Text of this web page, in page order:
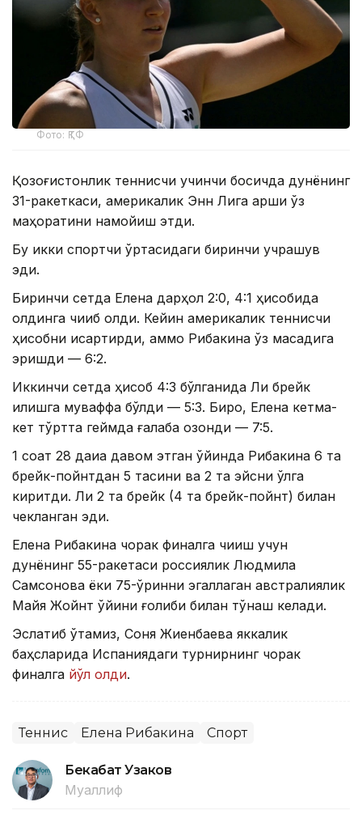
Фото: ҚТФ
Қозоғистонлик теннисчи учинчи босқичда дунёнинг
31-ракеткаси, америкалик Энн Лига қарши ўз
маҳоратини намойиш этди.
Бу икки спортчи ўртасидаги биринчи учрашув
эди.
Биринчи сетда Елена дарҳол 2:0, 4:1 ҳисобида
олдинга чиқиб олди. Кейин америкалик теннисчи
ҳисобни қисқартирди, аммо Рибакина ўз мақсадига
эришди — 6:2.
Иккинчи сетда ҳисоб 4:3 бўлганида Ли брейк
қилишга муваффақ бўлди — 5:3. Бироқ, Елена кетма-
кет тўртта геймда ғалаба қозонди — 7:5.
1 соат 28 дақиқа давом этган ўйинда Рибакина 6 та
брейк-пойнтдан 5 тасини ва 2 та эйсни қўлга
киритди. Ли 2 та брейк (4 та брейк-пойнт) билан
чекланган эди.
Елена Рибакина чорак финалга чиқиш учун
дунёнинг 55-ракетаси россиялик Людмила
Самсонова ёки 75-ўринни эгаллаган австралиялик
Майя Жойнт ўйини ғолиби билан тўқнаш келади.
Эслатиб ўтамиз, Соня Жиенбаева яккалик
баҳсларида Испаниядаги турнирнинг чорак
финалга йўл олди.
Теннис Елена Рибакина Спорт
Бекабат Узаков
Муаллиф